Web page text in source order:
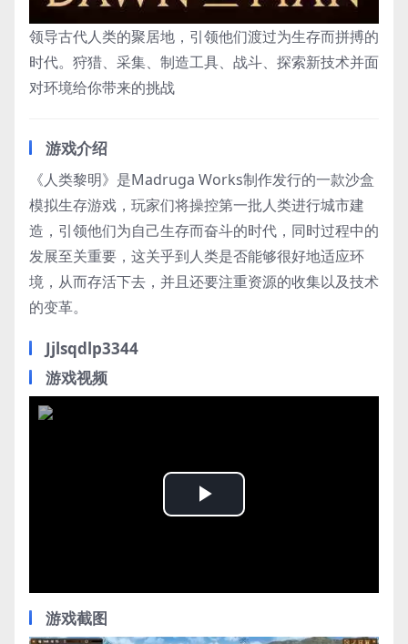
领导古代人类的聚居地，引领他们渡过为生存而拼搏的
时代。狩猎、采集、制造工具、战斗、探索新技术并面
对环境给你带来的挑战
游戏介绍
《人类黎明》是Madruga Works制作发行的一款沙盒
模拟生存游戏，玩家们将操控第一批人类进行城市建
造，引领他们为自己生存而奋斗的时代，同时过程中的
发展至关重要，这关乎到人类是否能够很好地适应环
境，从而存活下去，并且还要注重资源的收集以及技术
的变革。
Jjlsqdlp3344
游戏视频
Play
游戏截图